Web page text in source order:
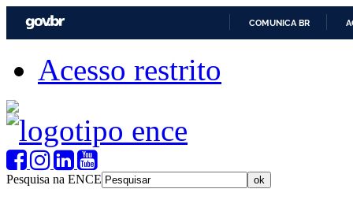
COMUNICA BR
Acesso restrito
Pesquisa na ENCE